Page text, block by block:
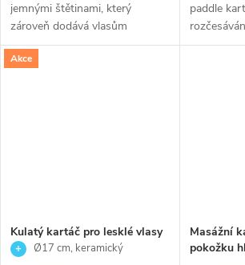
jemnými štětinami, který
zároveň dodává vlasům
příjemnou vůni 🌸 Perfektní pro
každodenní použití doma i na
paddle
vlasů.
Akce
Kulatý kartáč pro lesklé vlasy
Ø17-C-Ramic Round-Termix
Ø17 cm, keramický
Masážní
pokožku